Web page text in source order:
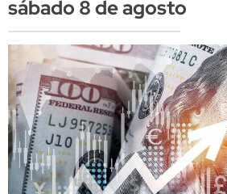
sábado 8 de agosto